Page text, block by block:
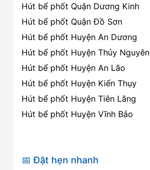
Hút bể phốt Quận Dương Kinh
Hút bể phốt Quận Đồ Sơn
Hút bể phốt Huyện An Dương
Hút bể phốt Huyện Thủy Nguyên
Hút bể phốt Huyện An Lão
Hút bể phốt Huyện Kiến Thụy
Hút bể phốt Huyện Tiên Lãng
Hút bể phốt Huyện Vĩnh Bảo
📅 Đặt hẹn nhanh